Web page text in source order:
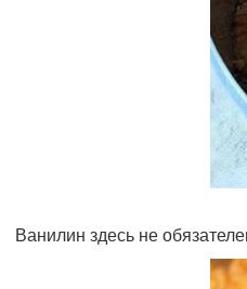
Ванилин здесь не